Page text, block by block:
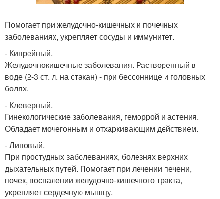
Помогает при желудочно-кишечных и почечных
заболеваниях, укрепляет сосуды и иммунитет.
- Кипрейный.
Желудочнокишечные заболевания. Растворенный в
воде (2-3 ст. л. на стакан) - при бессоннице и головных
болях.
- Клеверный.
Гинекологические заболевания, геморрой и астения.
Обладает мочегонным и отхаркивающим действием.
- Липовый.
При простудных заболеваниях, болезнях верхних
дыхательных путей. Помогает при лечении печени,
почек, воспалении желудочно-кишечного тракта,
укрепляет сердечную мышцу.